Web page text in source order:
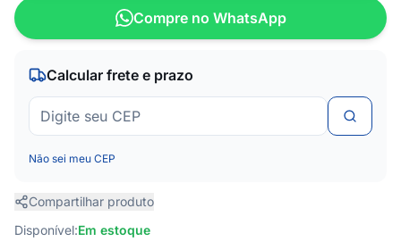
Compre no WhatsApp
Calcular frete e prazo
Não sei meu CEP
Compartilhar produto
Disponível:Em estoque